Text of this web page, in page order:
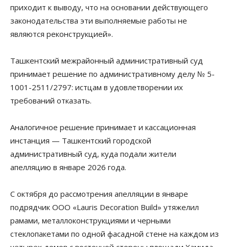
приходит к выводу, что на основании действующего
законодательства эти выполняемые работы не
являются реконструкцией».
Ташкентский межрайонный административный суд
принимает решение по административному делу № 5-
1001-2511/2797: истцам в удовлетворении их
требований отказать.
Аналогичное решение принимает и кассационная
инстанция — Ташкентский городской
административный суд, куда подали жители
апелляцию в январе 2026 года.
С октября до рассмотрения апелляции в январе
подрядчик ООО «Lauris Decoration Build» утяжелил
рамами, металлоконструкциями и черными
стеклопакетами по одной фасадной стене на каждом из